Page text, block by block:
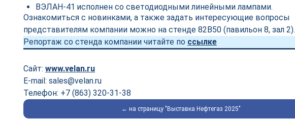
ВЭЛАН-41 исполнен со светодиодными линейными лампами.
Ознакомиться с новинками, а также задать интересующие вопросы
представителям компании можно на стенде 82В50 (павильон 8, зал 2).
Репортаж со стенда компании читайте по ссылке
Сайт: www.velan.ru
E-mail: sales@velan.ru
Телефон: +7 (863) 320-31-38
← на страницу "Выставка Нефтегаз 2025"